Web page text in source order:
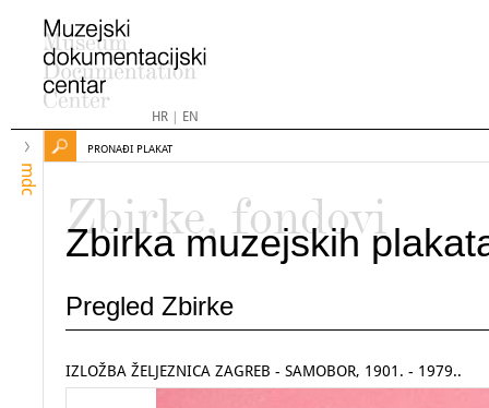
HR| EN
mdc
PRONAĐI PLAKAT
Zbirke, fondovi
Zbirka muzejskih
Pregled Zbirke
IZLOŽBA ŽELJEZNICA ZAGREB - SAMOBOR, 1901. - 1979..